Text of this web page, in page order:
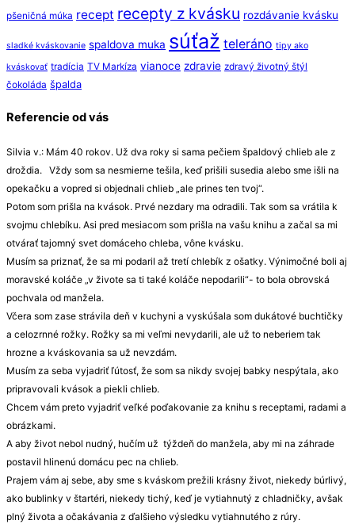
pšeničná múka recept recepty z kvásku rozdávanie kvásku
sladké kváskovanie spaldova muka súťaž teleráno tipy ako
kváskovať tradícia TV Markíza vianoce zdravie zdravý životný štýl
čokoláda špalda
Referencie od vás
Silvia v.: Mám 40 rokov. Už dva roky si sama pečiem špaldový chlieb ale z
droždia. Vždy som sa nesmierne tešila, keď prišili susedia alebo sme išli na
opekačku a vopred si objednali chlieb „ale prines ten tvoj“.
Potom som prišla na kvások. Prvé nezdary ma odradili. Tak som sa vrátila k
svojmu chlebíku. Asi pred mesiacom som prišla na vašu knihu a začal sa mi
otvárať tajomný svet domáceho chleba, vône kvásku.
Musím sa priznať, že sa mi podaril až tretí chlebík z ošatky. Výnimočné boli aj
moravské koláče „v živote sa ti také koláče nepodarili“- to bola obrovská
pochvala od manžela.
Včera som zase strávila deň v kuchyni a vyskúšala som dukátové buchtičky
a celozrnné rožky. Rožky sa mi veľmi nevydarili, ale už to neberiem tak
hrozne a kváskovania sa už nevzdám.
Musím za seba vyjadriť ľútosť, že som sa nikdy svojej babky nespýtala, ako
pripravovali kvások a piekli chlieb.
Chcem vám preto vyjadriť veľké poďakovanie za knihu s receptami, radami a
obrázkami.
A aby život nebol nudný, hučím už týždeň do manžela, aby mi na záhrade
postavil hlinenú domácu pec na chlieb.
Prajem vám aj sebe, aby sme s kváskom prežili krásny život, niekedy búrlivý,
ako bublinky v štartéri, niekedy tichý, keď je vytiahnutý z chladničky, avšak
plný života a očakávania z ďalšieho výsledku vytiahnutého z rúry.